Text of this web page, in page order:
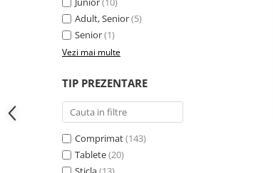
Adult, Senior(5)
Senior(1)
Vezi mai multe
TIP PREZENTARE
Comprimat(143)
Tablete(20)